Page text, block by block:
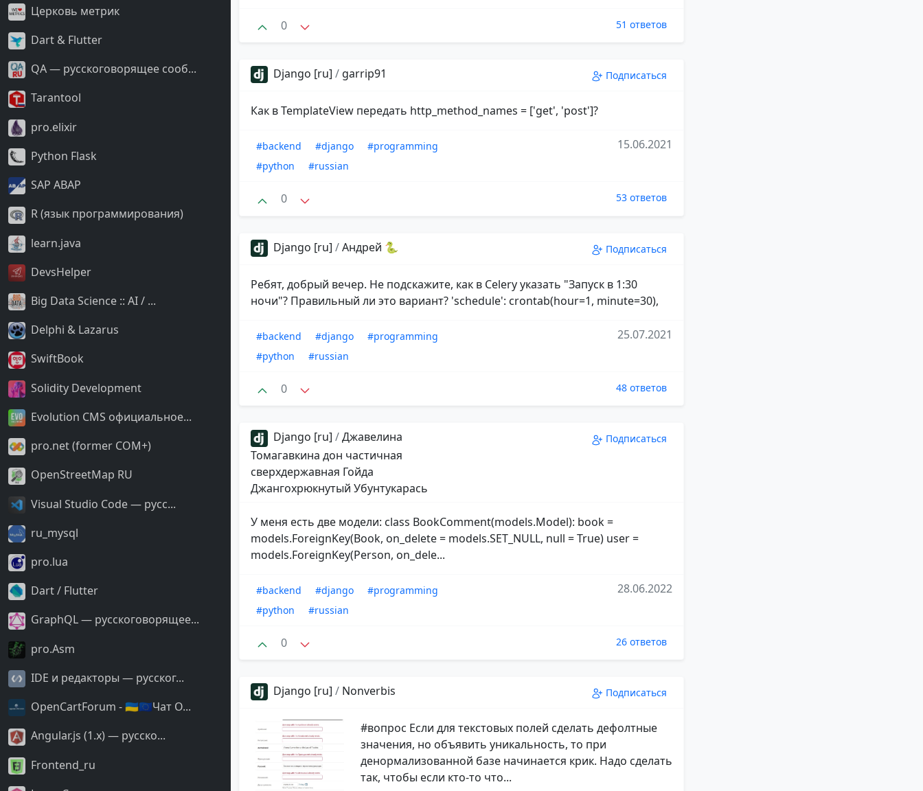
Церковь метрик
Dart & Flutter
QA — русскоговорящее сооб...
Tarantool
pro.elixir
Python Flask
SAP ABAP
R (язык программирования)
learn.java
DevsHelper
Big Data Science :: AI / ...
Delphi & Lazarus
SwiftBook
Solidity Development
Evolution CMS официальное...
pro.net (former COM+)
OpenStreetMap RU
Visual Studio Code — русс...
ru_mysql
pro.lua
Dart / Flutter
GraphQL — русскоговорящее...
pro.Asm
IDE и редакторы — русског...
OpenCartForum - 🇺🇦🇪🇺Чат O...
Angular.js (1.x) — русско...
Frontend_ru
0 51 ответов
Django [ru] / garrip91 Подписаться
Как в TemplateView передать http_method_names = ['get', 'post']?
#backend #django
#programming
#python
#russian
15.06.2021
0 53 ответов
Django [ru] /Андрей 🐍 Подписаться
Ребят, добрый вечер. Не подскажите, как в Celery указать "Запуск в 1:30
ночи"? Правильный ли это вариант? 'schedule': crontab(hour=1, minute=30),
#backend #django
#programming
#python
#russian
25.07.2021
0 48 ответов
Django [ru] /Джавелина
Томагавкина дон частичная
сверхдержавная Гойда
Джангохрюкнутый Убунтукарась
Подписаться
У меня есть две модели: class BookComment(models.Model): book =
models.ForeignKey(Book, on_delete = models.SET_NULL, null = True) user =
models.ForeignKey(Person, on_dele...
#backend #django
#programming
#python
#russian
28.06.2022
0 26 ответов
Django [ru] / Nonverbis Подписаться
#вопрос Если для текстовых полей сделать дефолтные
значения, но объявить уникальность, то при
денормализованной базе начинается крик. Надо сделать
так, чтобы если кто-то что...